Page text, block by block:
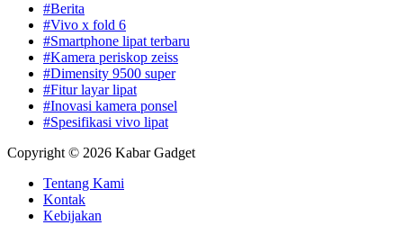
#Berita
#Vivo x fold 6
#Smartphone lipat terbaru
#Kamera periskop zeiss
#Dimensity 9500 super
#Fitur layar lipat
#Inovasi kamera ponsel
#Spesifikasi vivo lipat
Copyright © 2026 Kabar Gadget
Tentang Kami
Kontak
Kebijakan